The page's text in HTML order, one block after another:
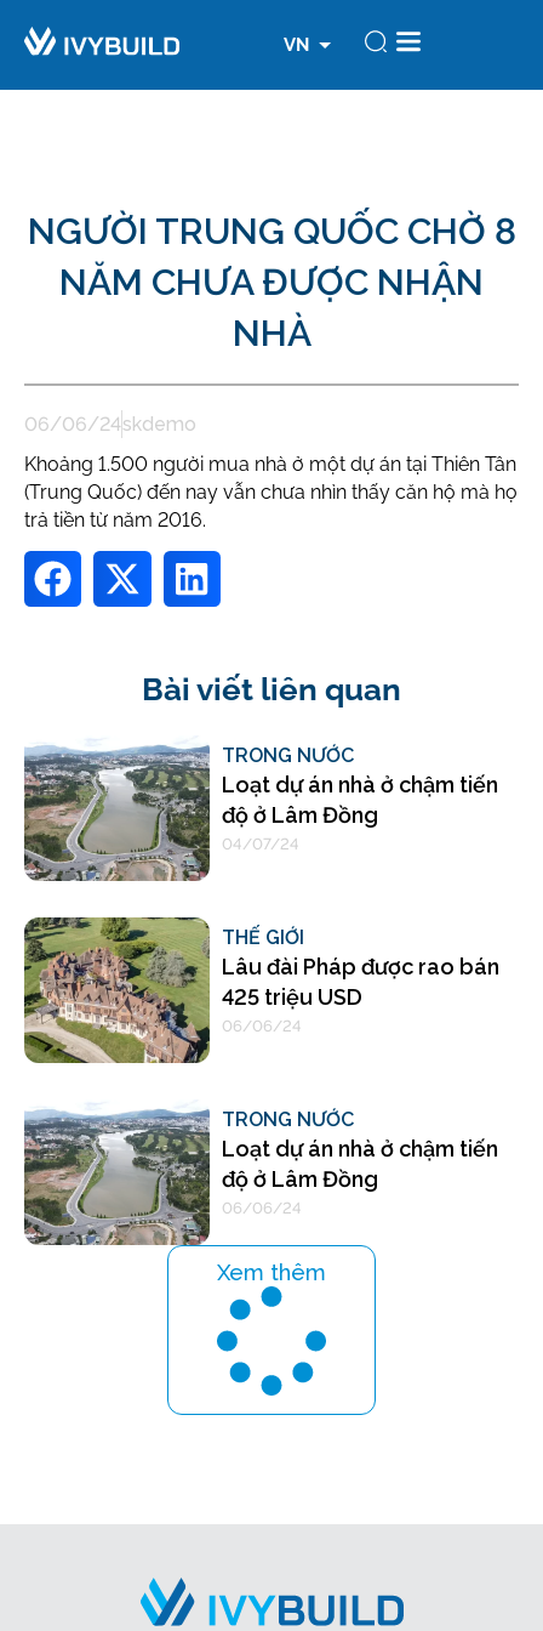
VN
CN
NGƯỜI TRUNG QUỐC CHỜ 8
NĂM CHƯA ĐƯỢC NHẬN
NHÀ
06/06/24skdemo
Khoảng 1.500 người mua nhà ở một dự án tại Thiên Tân
(Trung Quốc) đến nay vẫn chưa nhìn thấy căn hộ mà họ
trả tiền từ năm 2016.
Bài viết liên quan
TRONG NƯỚC
Loạt dự án nhà ở chậm tiến
độ ở Lâm Đồng
04/07/24
THẾ GIỚI
Lâu đài Pháp được rao bán
425 triệu USD
06/06/24
TRONG NƯỚC
Loạt dự án nhà ở chậm tiến
độ ở Lâm Đồng
06/06/24
Xem thêm